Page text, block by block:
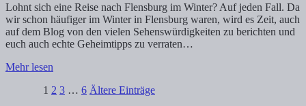
Lohnt sich eine Reise nach Flensburg im Winter? Auf jeden Fall. Da
wir schon häufiger im Winter in Flensburg waren, wird es Zeit, auch
auf dem Blog von den vielen Sehenswürdigkeiten zu berichten und
euch auch echte Geheimtipps zu verraten…
Mehr lesen
1 2 3 … 6 Ältere Einträge